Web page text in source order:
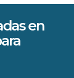
en